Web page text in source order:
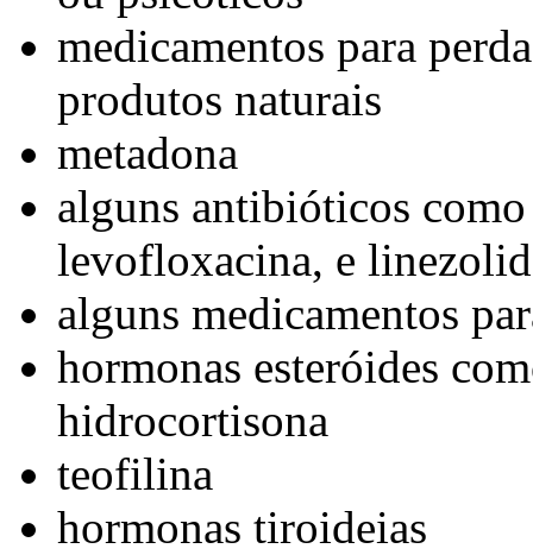
medicamentos para
produtos naturais
metadona
alguns antibióticos
levofloxacina, e
alguns medicamentos
hormonas esteróides
hidrocortisona
teofilina
hormonas tiroideias